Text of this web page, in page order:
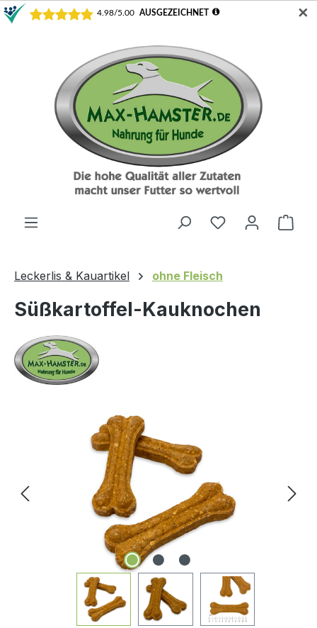
✕
Du hast 0
Leckerlis & Kauartikel ohne Fleisch
Süßkartoffel-Kauknochen
Bildergalerie überspringen